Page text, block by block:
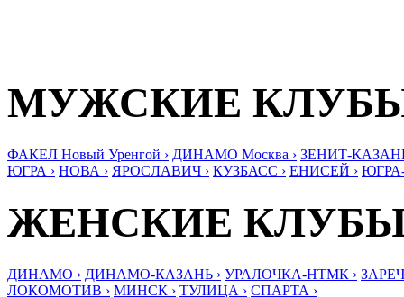
МУЖСКИЕ
ФАКЕЛ Новый Уренгой › ДИНАМО Москва › ЗЕНИТ-
ЮГРА › НОВА › ЯРОСЛАВИЧ › КУЗБАСС › ЕНИСЕЙ ›
ЖЕНСКИЕ
ДИНАМО › ДИНАМО-КАЗАНЬ › УРАЛОЧКА-НТМК ›
ЛОКОМОТИВ › МИНСК › ТУЛИЦА › СПАРТА ›